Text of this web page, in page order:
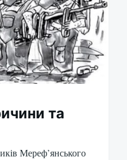
та
Мереф’янського